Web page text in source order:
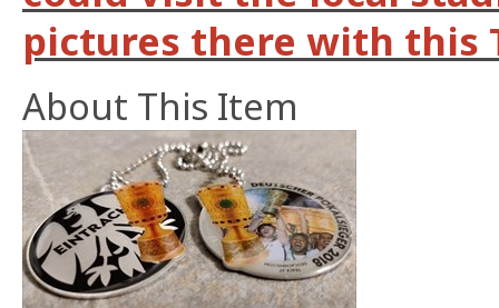
pictures there with this
About This Item